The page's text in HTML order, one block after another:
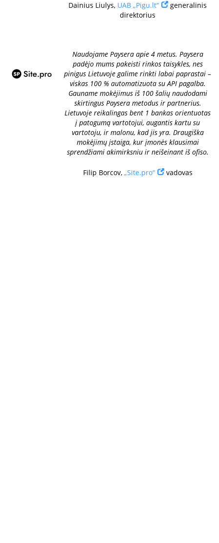
Dainius Liulys, UAB „Pigu.lt“
generalinis
direktorius
Naudojame Paysera apie 4 metus. Paysera
padėjo mums pakeisti rinkos taisykles, nes
pinigus Lietuvoje galime rinkti labai paprastai –
viskas 100 % automatizuota su API pagalba.
Gauname mokėjimus iš 100 šalių naudodami
skirtingus Paysera metodus ir partnerius.
Lietuvoje reikalingas bent 1 bankas orientuotas
į patogumą vartotojui, augantis kartu su
vartotoju, ir malonu, kad jis yra. Draugiška
mokėjimų įstaiga, kur įmonės klausimai
sprendžiami akimirksniu ir neišeinant iš ofiso.
Filip Borcov, „Site.pro“ vadovas